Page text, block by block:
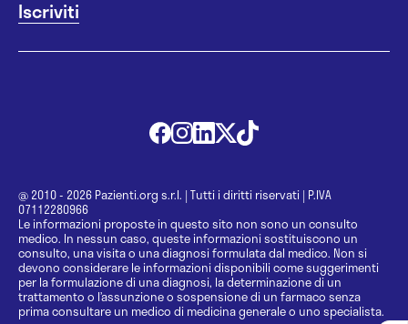
@ 2010 - 2026 Pazienti.org s.r.l. | Tutti i diritti riservati | P.IVA
07112280966
Le informazioni proposte in questo sito non sono un consulto
medico. In nessun caso, queste informazioni sostituiscono un
consulto, una visita o una diagnosi formulata dal medico. Non si
devono considerare le informazioni disponibili come suggerimenti
per la formulazione di una diagnosi, la determinazione di un
trattamento o l’assunzione o sospensione di un farmaco senza
prima consultare un medico di medicina generale o uno specialista.